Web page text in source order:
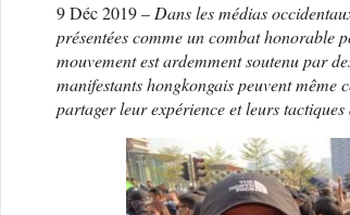
9 Déc 2019 –Dans les médias
présentées comme un combat honorable
mouvement est ardemment soutenu par
manifestants hongkongais peuvent même
partager leur expérience et leurs